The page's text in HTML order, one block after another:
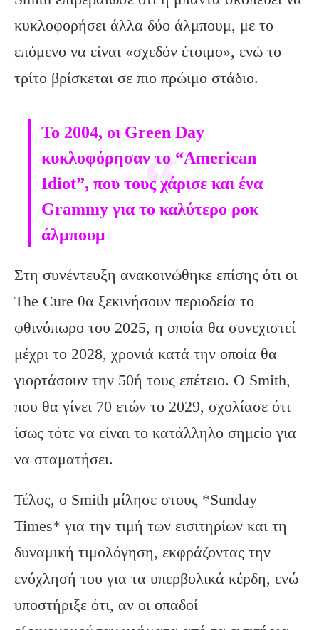
κυκλοφορήσει άλλα δύο άλμπουμ, με το
επόμενο να είναι «σχεδόν έτοιμο», ενώ το
τρίτο βρίσκεται σε πιο πρώιμο στάδιο.
Το 2004, οι Green Day
κυκλοφόρησαν το “American
Idiot”, που τους χάρισε και ένα
Grammy για το καλύτερο ροκ
άλμπουμ
Στη συνέντευξη ανακοινώθηκε επίσης ότι οι
The Cure θα ξεκινήσουν περιοδεία το
φθινόπωρο του 2025, η οποία θα συνεχιστεί
μέχρι το 2028, χρονιά κατά την οποία θα
γιορτάσουν την 50ή τους επέτειο. Ο Smith,
που θα γίνει 70 ετών το 2029, σχολίασε ότι
ίσως τότε να είναι το κατάλληλο σημείο για
να σταματήσει.
Τέλος, ο Smith μίλησε στους *Sunday
Times* για την τιμή των εισιτηρίων και τη
δυναμική τιμολόγηση, εκφράζοντας την
ενόχλησή του για τα υπερβολικά κέρδη, ενώ
υποστήριξε ότι, αν οι οπαδοί